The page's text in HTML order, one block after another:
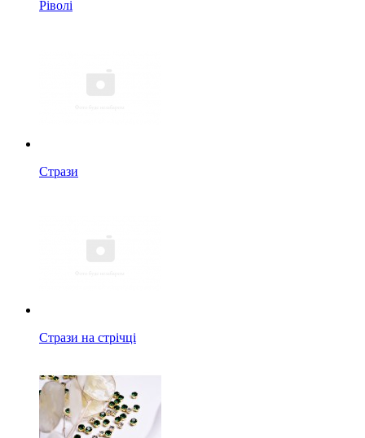
Ріволі
Стрази
Стрази на стрічці